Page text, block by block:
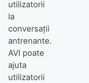
utilizatorii
la
conversații
antrenante.
AVI poate
ajuta
utilizatorii